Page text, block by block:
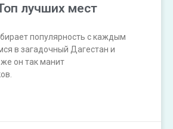
лучших мест
популярность с каждым
в загадочный Дагестан и
он так манит